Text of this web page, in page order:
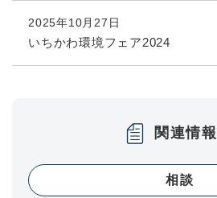
2025年10月27日
いちかわ環境フェア2024
関連情報
相談